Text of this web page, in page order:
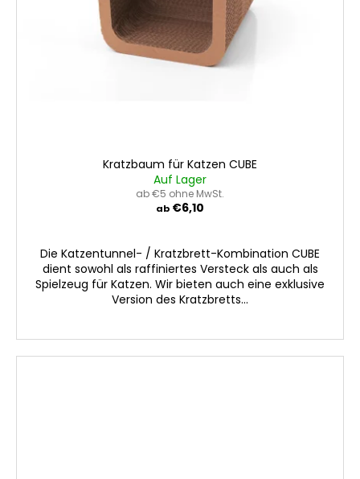
Kratzbaum für Katzen CUBE
Auf Lager
ab €5 ohne MwSt.
ab €6,10
Die Katzentunnel- / Kratzbrett-Kombination CUBE
dient sowohl als raffiniertes Versteck als auch als
Spielzeug für Katzen. Wir bieten auch eine exklusive
Version des Kratzbretts...